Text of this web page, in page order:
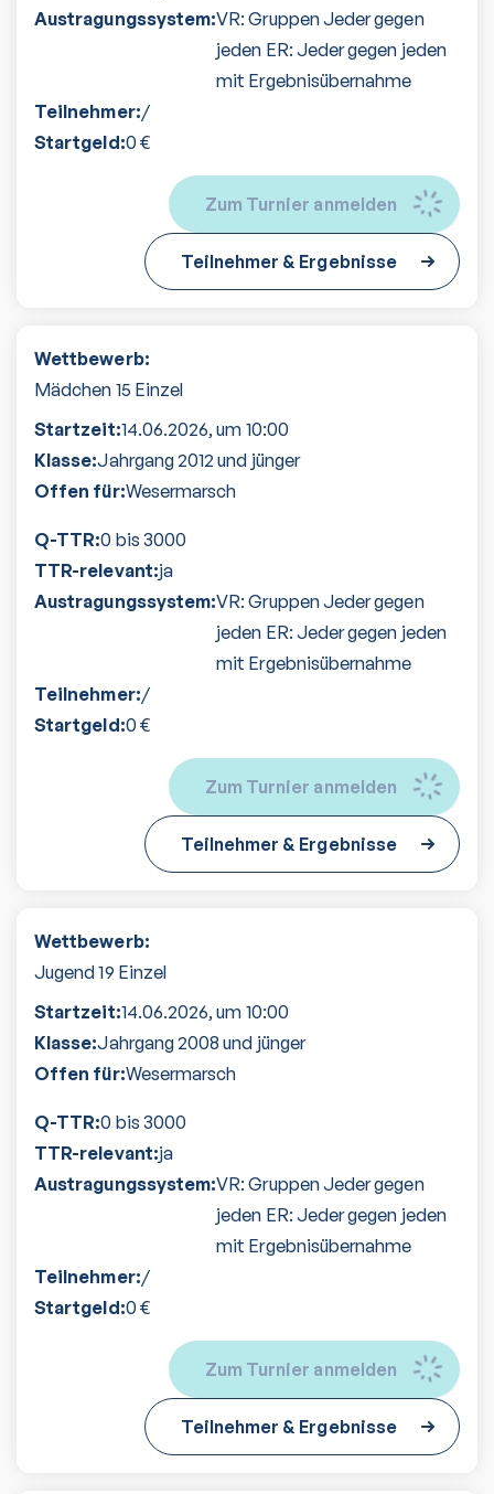
Austragungssystem:VR: Gruppen Jeder gegen
jeden ER: Jeder gegen jeden
mit Ergebnisübernahme
Teilnehmer:/
Startgeld:0 €
Zum Turnier anmelden
Teilnehmer & Ergebnisse
Wettbewerb:
Mädchen 15 Einzel
Startzeit:14.06.2026, um 10:00
Klasse:Jahrgang 2012 und jünger
Offen für:Wesermarsch
Q-TTR:0 bis 3000
TTR-relevant:ja
Austragungssystem:VR: Gruppen Jeder gegen
jeden ER: Jeder gegen jeden
mit Ergebnisübernahme
Teilnehmer:/
Startgeld:0 €
Zum Turnier anmelden
Teilnehmer & Ergebnisse
Wettbewerb:
Jugend 19 Einzel
Startzeit:14.06.2026, um 10:00
Klasse:Jahrgang 2008 und jünger
Offen für:Wesermarsch
Q-TTR:0 bis 3000
TTR-relevant:ja
Austragungssystem:VR: Gruppen Jeder gegen
jeden ER: Jeder gegen jeden
mit Ergebnisübernahme
Teilnehmer:/
Startgeld:0 €
Zum Turnier anmelden
Teilnehmer & Ergebnisse